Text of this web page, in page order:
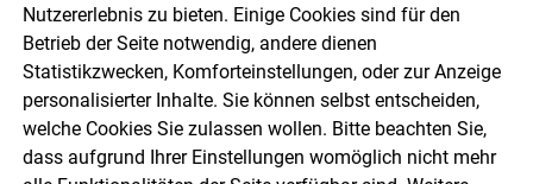
Herosan
Neutillmitsch Vollzeit 05.08.2026
Nutzererlebnis zu bieten. Einige Cookies sind für den
Betrieb der Seite notwendig, andere dienen
Statistikzwecken, Komforteinstellungen, oder zur Anzeige
personalisierter Inhalte. Sie können selbst entscheiden,
welche Cookies Sie zulassen wollen. Bitte beachten Sie,
dass aufgrund Ihrer Einstellungen womöglich nicht mehr